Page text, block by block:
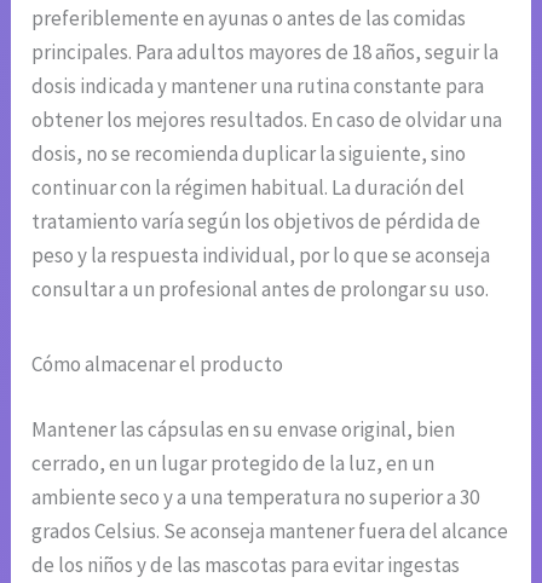
preferiblemente en ayunas o antes de las comidas
principales. Para adultos mayores de 18 años, seguir la
dosis indicada y mantener una rutina constante para
obtener los mejores resultados. En caso de olvidar una
dosis, no se recomienda duplicar la siguiente, sino
continuar con la régimen habitual. La duración del
tratamiento varía según los objetivos de pérdida de
peso y la respuesta individual, por lo que se aconseja
consultar a un profesional antes de prolongar su uso.
Cómo almacenar el producto
Mantener las cápsulas en su envase original, bien
cerrado, en un lugar protegido de la luz, en un
ambiente seco y a una temperatura no superior a 30
grados Celsius. Se aconseja mantener fuera del alcance
de los niños y de las mascotas para evitar ingestas